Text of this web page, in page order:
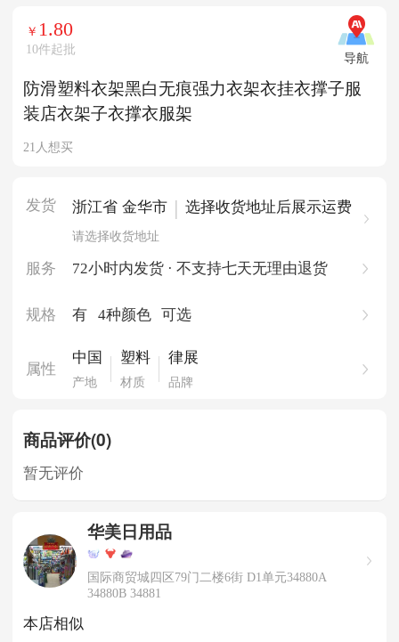
￥ 1.80
10件起批 导航
防滑塑料衣架黑白无痕强力衣架衣挂衣撑子服
装店衣架子衣撑衣服架
21人想买
发货 浙江省 金华市 | 选择收货地址后展示运费
请选择收货地址
服务 72小时内发货 · 不支持七天无理由退货
规格 有 4种颜色 可选
属性
中国
产地
塑料
材质
律展
品牌
商品评价(0)
暂无评价
华美日用品
国际商贸城四区79门二楼6街 D1单元34880A
34880B 34881
本店相似